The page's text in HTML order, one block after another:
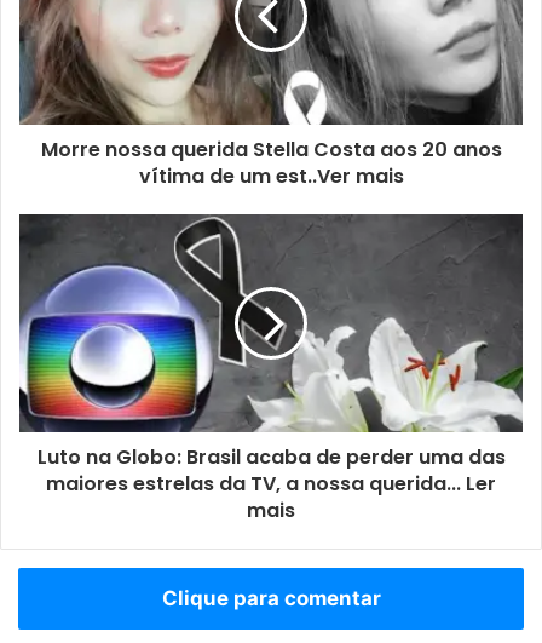
Morre nossa querida Stella Costa aos 20 anos
vítima de um est..Ver mais
Luto na Globo: Brasil acaba de perder uma das
maiores estrelas da TV, a nossa querida... Ler
mais
Clique para comentar